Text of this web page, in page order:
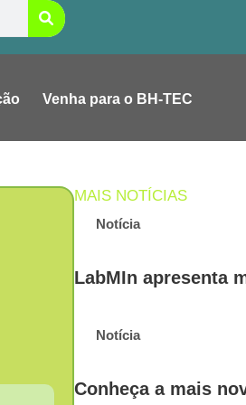
Venha para o BH-TEC
MAIS NOTÍCIAS
Notícia
LabMIn apresenta
Notícia
Conheça a mais